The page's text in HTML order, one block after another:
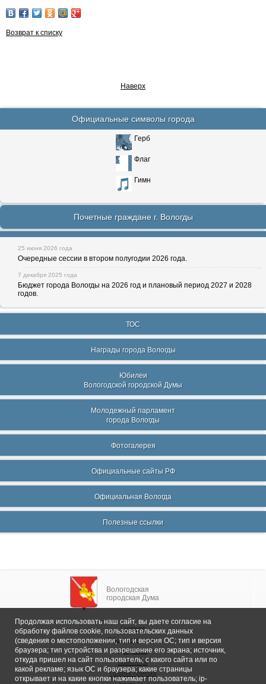
Возврат к списку
Наверх
Официальные символы города
Герб
Флаг
Гимн
Почетные граждане г. Вологды
25 июня 2026 года
Очередные сессии в втором полугодии 2026 года.
7 декабря 2025 года
Бюджет города Вологды на 2026 год и плановый период 2027 и 2028
годов.
ТОС
Награды города Вологды
Юбилеи
Вологодской городской Думы
Молодежный парламент
города Вологды
Фотогалерея
Официальные сайты РФ
Официальная Вологда
Полезные ссылки
Вологодская
городская Дума
Главная
Общие сведения
Депутаты
Комитеты
График приема
Продолжая использовать наш сайт, вы даете согласие на
обработку файлов cookie, пользовательских данных
(сведения о местоположении; тип и версия ОС; тип и версия
браузера; тип устройства и разрешение его экрана; источник,
откуда пришел на сайт пользователь; с какого сайта или по
какой рекламе; язык ОС и браузера; какие страницы
открывает и на какие кнопки нажимает пользователь; ip-